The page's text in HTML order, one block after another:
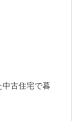
古住宅で暮